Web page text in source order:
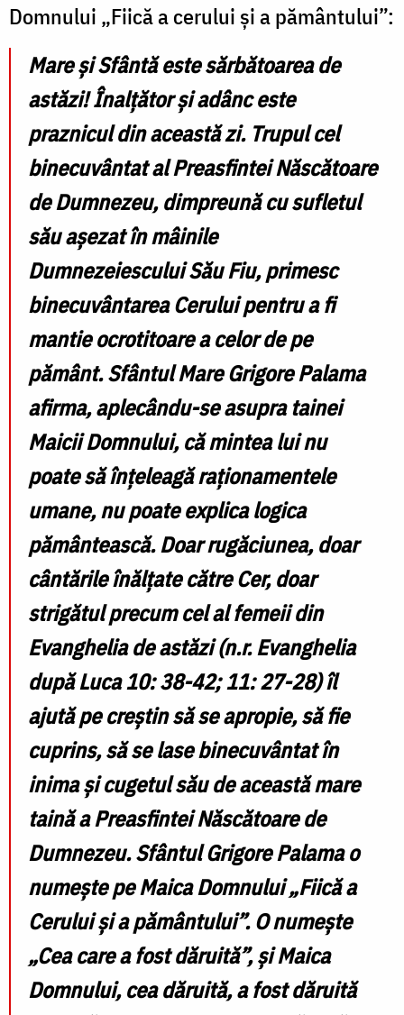
Domnului „Fiică a cerului și a pământului”:
Mare și Sfântă este sărbătoarea de
astăzi! Înalțător și adânc este
praznicul din această zi. Trupul cel
binecuvântat al Preasfintei Născătoare
de Dumnezeu, dimpreună cu sufletul
său așezat în mâinile
Dumnezeiescului Său Fiu, primesc
binecuvântarea Cerului pentru a fi
mantie ocrotitoare a celor de pe
pământ. Sfântul Mare Grigore Palama
afirma, aplecându-se asupra tainei
Maicii Domnului, că mintea lui nu
poate să înțeleagă raționamentele
umane, nu poate explica logica
pământească. Doar rugăciunea, doar
cântările înălțate către Cer, doar
strigătul precum cel al femeii din
Evanghelia de astăzi (n.r. Evanghelia
după Luca 10: 38-42; 11: 27-28) îl
ajută pe creștin să se apropie, să fie
cuprins, să se lase binecuvântat în
inima și cugetul său de această mare
taină a Preasfintei Născătoare de
Dumnezeu. Sfântul Grigore Palama o
numește pe Maica Domnului „Fiică a
Cerului și a pământului”. O numește
„Cea care a fost dăruită”, și Maica
Domnului, cea dăruită, a fost dăruită